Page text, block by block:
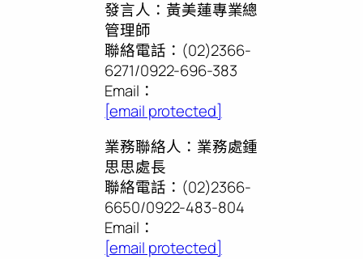
發言人：黃美蓮專業總
管理師
聯絡電話：(02)2366-
6271/0922-696-383
Email：
[email protected]
業務聯絡人：業務處鍾
思思處長
聯絡電話：(02)2366-
6650/0922-483-804
Email：
[email protected]